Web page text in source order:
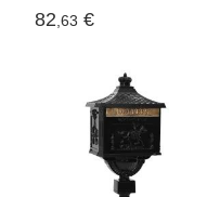
galvanisé - 2 portes -
Noir
82,63 €